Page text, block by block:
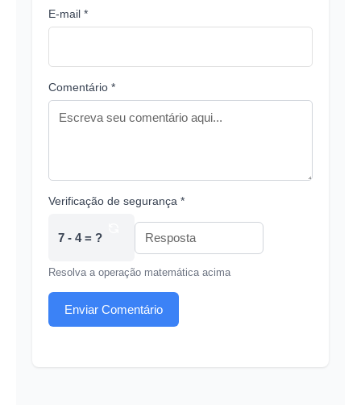
E-mail *
Comentário *
Verificação de segurança *
7 - 4 = ?
Resolva a operação matemática acima
Enviar Comentário